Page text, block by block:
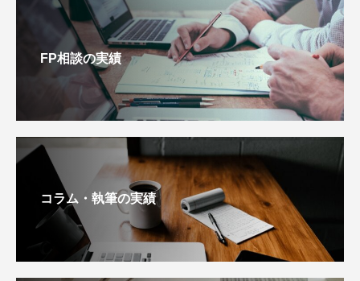
FP相談の実績
コラム・執筆の実績